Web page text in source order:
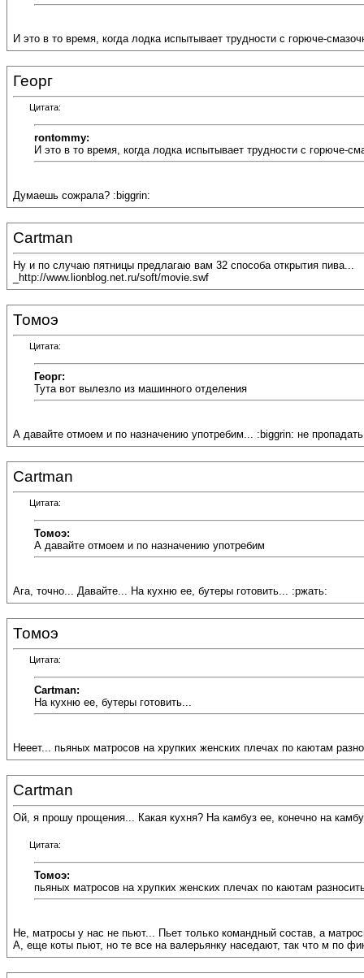
И это в то время, когда лодка испытывает трудности с горюче-
Георг
Цитата:
rontommy:
И это в то время, когда лодка испытывает трудности с горюче-
Думаешь сожрала? :biggrin:
Cartman
Ну и по случаю пятницы предлагаю вам 32 способа открытия пива...
_http://www.lionblog.net.ru/soft/movie.swf
Томоэ
Цитата:
Георг:
Тута вот вылезло из машинного отделения
А давайте отмоем и по назначению употребим... :biggrin: не
Cartman
Цитата:
Томоэ:
А давайте отмоем и по назначению употребим
Ага, точно... Давайте... На кухню ее, бутеры готовить... :ржать:
Томоэ
Цитата:
Cartman:
На кухню ее, бутеры готовить...
Нееет... пьяных матросов на хрупких женских плечах по каютам
Cartman
Ой, я прошу прощения... Какая кухня? На камбуз ее, конечно на
Цитата:
Томоэ:
пьяных матросов на хрупких женских плечах по каютам
Не, матросы у нас не пьют... Пьет только командный состав, а
А, еще коты пьют, но те все на валерьянку наседают, так что м по